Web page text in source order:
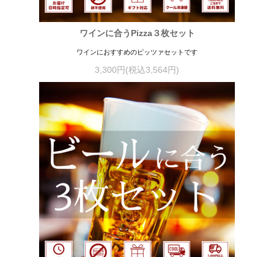
ワインに合うPizza３枚セット
ワインにおすすめのピッツァセットです
3,300円(税込3,564円)